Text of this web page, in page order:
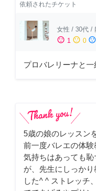
依頼されたチケット
女性 / 30代 /
sentiment_satisfied 1 sentiment_neutral 0 sentiment_dissatisfied
プロバレリーナと
5歳の娘のレッスン
前一度バレエの体
気持ちはあっても
が、先生にしっか
した^ ^ ストレッチ